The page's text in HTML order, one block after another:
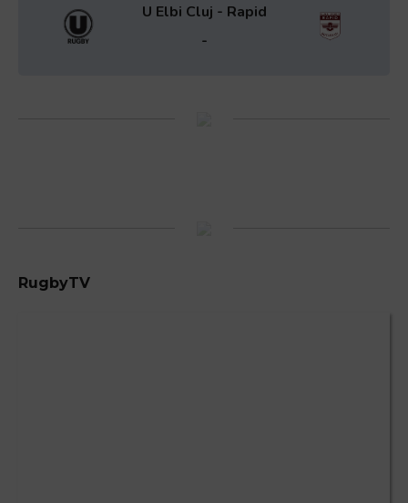
U Elbi Cluj - Rapid
-
RugbyTV